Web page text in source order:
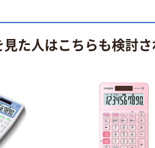
見た人はこちらも検討